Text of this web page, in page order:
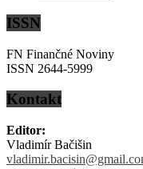
ISSN
FN Finančné Noviny
ISSN 2644-5999
Kontakt
Editor:
Vladimír Bačišin